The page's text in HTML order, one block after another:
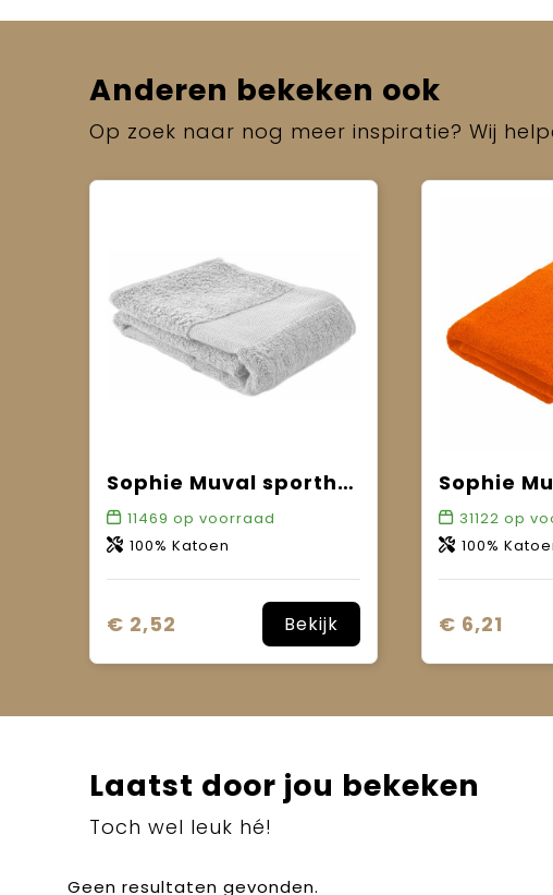
Anderen bekeken ook
Op zoek naar nog meer inspiratie? Wij
Sophie Muval sporthanddoek 130x30 cm, 450 gr/m²
11469 op voorraad
100% Katoen
€ 2,52 Bekijk
31122 op
100%
€ 6,21
Laatst door jou bekeken
Toch wel leuk hé!
Geen resultaten gevonden.